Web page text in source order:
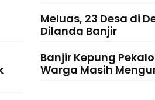
Meluas, 23 Desa di
Dilanda Banjir
Banjir Kepung
Warga Masih